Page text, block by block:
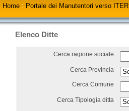
Home : Portale dei Manutentori verso ITER
Elenco Ditte
Cerca ragione sociale
Cerca Provincia
Cerca Comune
Cerca Tipologia ditta